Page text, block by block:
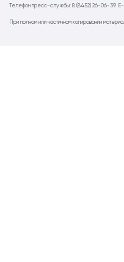
Телефон пресс-службы: 8 (8452) 26-06-39. E-
При полном или частичном копировании